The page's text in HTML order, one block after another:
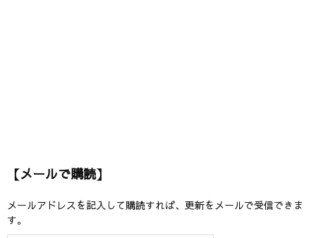
【メールで購読】
メールアドレスを記入して購読すれば、更新をメールで受信できま
す。